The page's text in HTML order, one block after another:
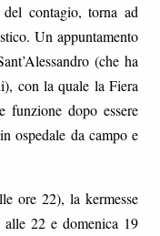
contagio, torna ad
Un appuntamento
(che ha
con la quale la Fiera
funzione dopo essere
ospedale da campo e
ore 22), la kermesse
alle 22 e domenica 19